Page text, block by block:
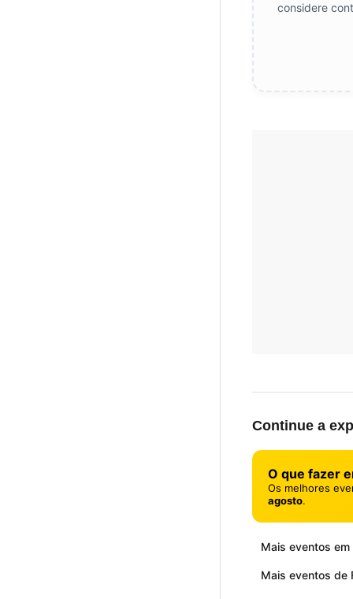
considere
Continue a
O que fazer
Os melhores
agosto.
Mais eventos
Mais eventos de